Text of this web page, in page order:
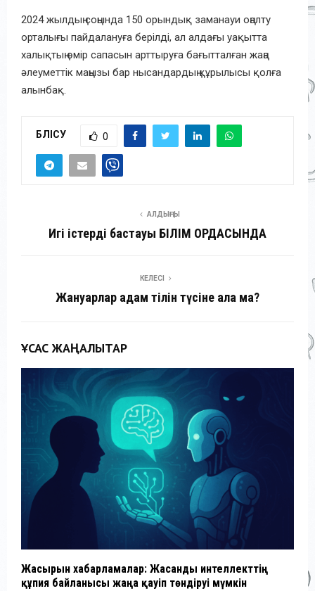
2024 жылдың соңында 150 орындық заманауи оңалту
орталығы пайдалануға берілді, ал алдағы уақытта
халықтың өмір сапасын арттыруға бағытталған жаңа
әлеуметтік маңызы бар нысандардың құрылысы қолға
алынбақ.
БӨЛІСУ 0
АЛДЫҢҒЫ
Игі істердің бастауы БІЛІМ ОРДАСЫНДА
КЕЛЕСІ
Жануарлар адам тілін түсіне ала ма?
ҰҚСАС ЖАҢАЛЫҚТАР
Жасырын хабарламалар: Жасанды интеллекттің
құпия байланысы жаңа қауіп төндіруі мүмкін